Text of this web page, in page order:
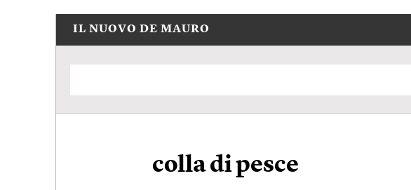
IL NUOVO DE MAURO
colla di pesce